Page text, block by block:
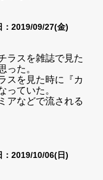
：2019/09/27(金)
ラスを雑誌で見た
った。
スを見た時に『カ
ていた。
アなどで流される
：2019/10/06(日)